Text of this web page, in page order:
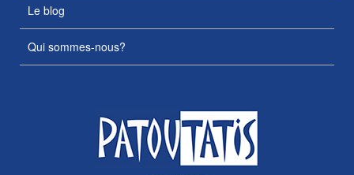
Le blog
Qui sommes-nous?